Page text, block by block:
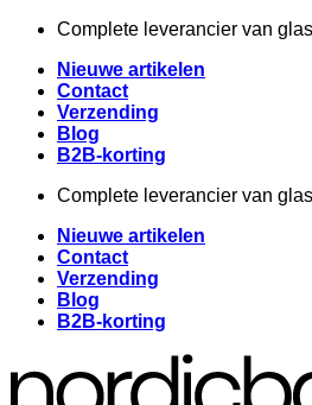
inhoud
Complete leverancier van
Nieuwe artikelen
Contact
Verzending
Blog
B2B-korting
Complete leverancier van
Nieuwe artikelen
Contact
Verzending
Blog
B2B-korting